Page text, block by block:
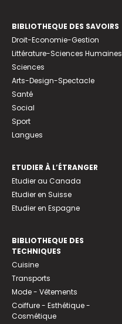
BIBLIOTHEQUE DES SAVOIRS
Droit-Economie-Gestion
Littérature-Sciences Humaines
Sciences
Arts-Design-Spectacle
Santé
Social
Sport
Langues
ETUDIER À L’ÉTRANGER
Etudier au Canada
Etudier en Suisse
Etudier en Espagne
BIBLIOTHEQUE DES
TECHNIQUES
Cuisine
Transports
Mode - Vêtements
Coiffure - Esthétique -
Cosmétique